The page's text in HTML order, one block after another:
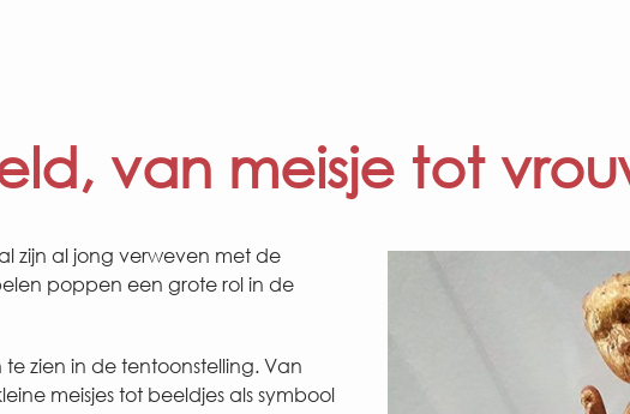
van meisje tot
zijn al jong verweven met de
poppen een grote rol in de
zien in de tentoonstelling. Van
meisjes tot beeldjes als symbool